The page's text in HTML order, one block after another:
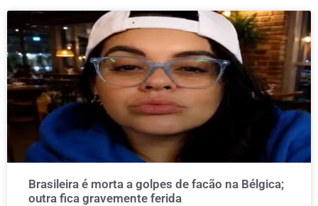
Brasileira é morta a golpes de facão na Bélgica;
outra fica gravemente ferida